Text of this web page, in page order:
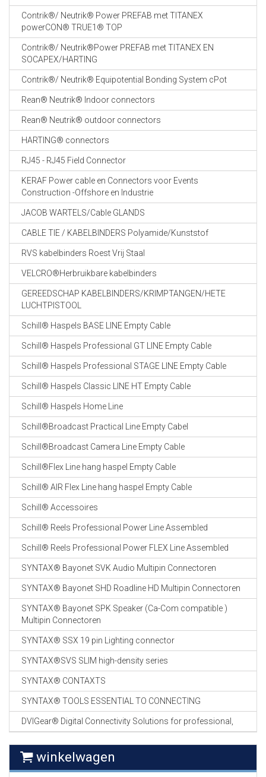
Contrik®/ Neutrik® Power PREFAB met TITANEX
powerCON® TRUE1® TOP
Contrik®/ Neutrik®Power PREFAB met TITANEX EN
SOCAPEX/HARTING
Contrik®/ Neutrik® Equipotential Bonding System cPot
Rean® Neutrik® Indoor connectors
Rean® Neutrik® outdoor connectors
HARTING® connectors
RJ45 - RJ45 Field Connector
KERAF Power cable en Connectors voor Events
Construction -Offshore en Industrie
JACOB WARTELS/Cable GLANDS
CABLE TIE / KABELBINDERS Polyamide/Kunststof
RVS kabelbinders Roest Vrij Staal
VELCRO®Herbruikbare kabelbinders
GEREEDSCHAP KABELBINDERS/KRIMPTANGEN/HETE
LUCHTPISTOOL
Schill® Haspels BASE LINE Empty Cable
Schill® Haspels Professional GT LINE Empty Cable
Schill® Haspels Professional STAGE LINE Empty Cable
Schill® Haspels Classic LINE HT Empty Cable
Schill® Haspels Home Line
Schill®Broadcast Practical Line Empty Cabel
Schill®Broadcast Camera Line Empty Cable
Schill®Flex Line hang haspel Empty Cable
Schill® AIR Flex Line hang haspel Empty Cable
Schill® Accessoires
Schill® Reels Professional Power Line Assembled
Schill® Reels Professional Power FLEX Line Assembled
SYNTAX® Bayonet SVK Audio Multipin Connectoren
SYNTAX® Bayonet SHD Roadline HD Multipin Connectoren
SYNTAX® Bayonet SPK Speaker (Ca-Com compatible )
Multipin Connectoren
SYNTAX® SSX 19 pin Lighting connector
SYNTAX®SVS SLIM high-density series
SYNTAX® CONTAXTS
SYNTAX® TOOLS ESSENTIAL TO CONNECTING
DVIGear® Digital Connectivity Solutions for professional,
winkelwagen